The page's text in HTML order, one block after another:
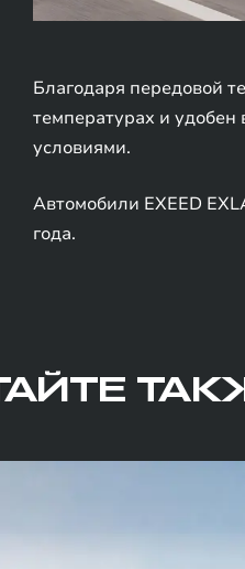
Благодаря передовой
температурах и
условиями.
Автомобили EXEED
года.